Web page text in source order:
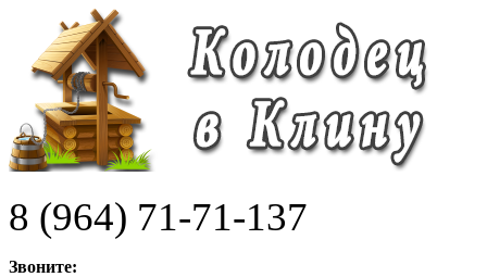
8 (964) 71-71-137
Звоните: